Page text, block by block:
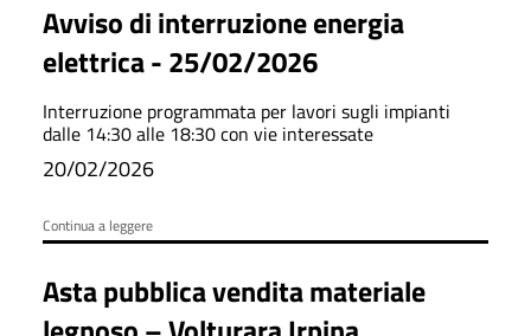
Avviso di interruzione energia
elettrica - 25/02/2026
Interruzione programmata per lavori sugli impianti
dalle 14:30 alle 18:30 con vie interessate
20/02/2026
Continua a leggere
Asta pubblica vendita materiale